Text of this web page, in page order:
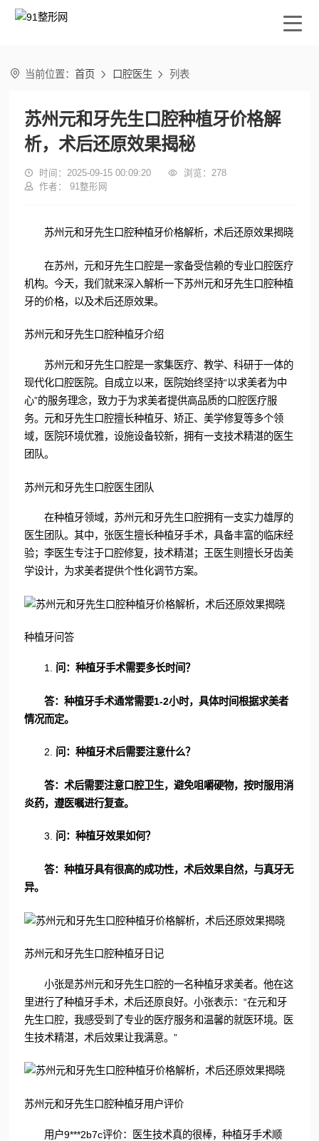
 当前位置：首页  口腔医生  列表
苏州元和牙先生口腔种植牙价格解
析，术后还原效果揭秘
 时间：2025-09-15 00:09:20  浏览： 278
 作者： 91整形网
苏州元和牙先生口腔种植牙价格解析，术后还原效果揭晓
在苏州，元和牙先生口腔是一家备受信赖的专业口腔医疗
机构。今天，我们就来深入解析一下苏州元和牙先生口腔种植
牙的价格，以及术后还原效果。
苏州元和牙先生口腔种植牙介绍
苏州元和牙先生口腔是一家集医疗、教学、科研于一体的
现代化口腔医院。自成立以来，医院始终坚持“以求美者为中
心”的服务理念，致力于为求美者提供高品质的口腔医疗服
务。元和牙先生口腔擅长种植牙、矫正、美学修复等多个领
域，医院环境优雅，设施设备较新，拥有一支技术精湛的医生
团队。
苏州元和牙先生口腔医生团队
在种植牙领域，苏州元和牙先生口腔拥有一支实力雄厚的
医生团队。其中，张医生擅长种植牙手术，具备丰富的临床经
验；李医生专注于口腔修复，技术精湛；王医生则擅长牙齿美
学设计，为求美者提供个性化调节方案。
种植牙问答
1. 问：种植牙手术需要多长时间？
答：种植牙手术通常需要1-2小时，具体时间根据求美者
情况而定。
2. 问：种植牙术后需要注意什么？
答：术后需要注意口腔卫生，避免咀嚼硬物，按时服用消
炎药，遵医嘱进行复查。
3. 问：种植牙效果如何？
答：种植牙具有很高的成功性，术后效果自然，与真牙无
异。
苏州元和牙先生口腔种植牙日记
小张是苏州元和牙先生口腔的一名种植牙求美者。他在这
里进行了种植牙手术，术后还原良好。小张表示：“在元和牙
先生口腔，我感受到了专业的医疗服务和温馨的就医环境。医
生技术精湛，术后效果让我满意。”
苏州元和牙先生口腔种植牙用户评价
用户9***2b7c评价：医生技术真的很棒，种植牙手术顺